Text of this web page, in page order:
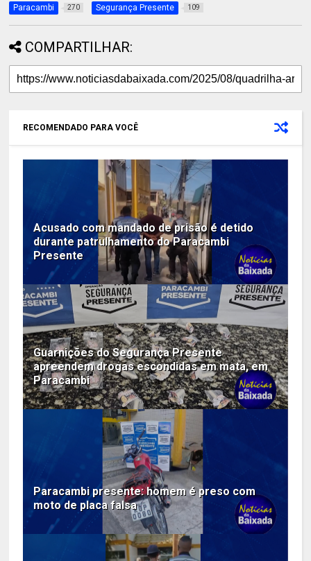
Paracambi 270 Segurança Presente 109
COMPARTILHAR:
RECOMENDADO PARA VOCÊ
Acusado com mandado de prisão é detido
durante patrulhamento do Paracambi
Presente
Guarnições do Segurança Presente
apreendem drogas escondidas em mata, em
Paracambi
Paracambi presente: homem é preso com
moto de placa falsa